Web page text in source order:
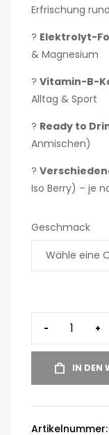
Erfrischung
? Elektrolyt-
& Magnesium
? Vitamin-B-
Alltag & Sport
? Ready to
Anmischen)
?
Iso Berry) – je
Geschmack
- +
IN DEN
Artikelnummer: